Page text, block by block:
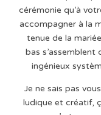
cérémonie qu’à
accompagner à la
tenue de la
bas s’assemblent
ingénieux
Je ne sais pas
ludique et créatif,